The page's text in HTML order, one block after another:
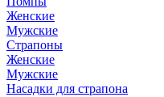
Женские
Мужские
Страпоны
Женские
Мужские
Насадки для страпона